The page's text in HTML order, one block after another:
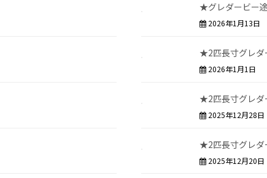
★グレダービー
2026年1月13日
★2匹長寸グレダ
2026年1月1日
★2匹長寸グレダ
2025年12月28日
★2匹長寸グレダ
2025年12月20日